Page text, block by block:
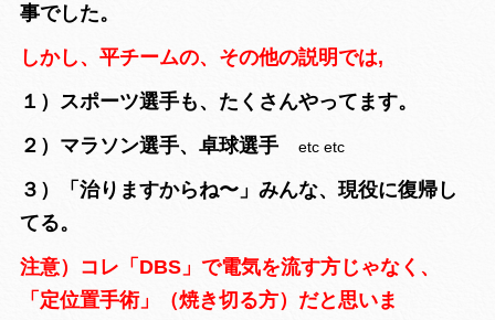
事でした。
しかし、平チームの、その他の説明では,
１）スポーツ選手も、たくさんやってます。
２）マラソン選手、卓球選手
etc etc
３）「治りますからね〜」みんな、現役に復帰し
てる。
注意）コレ「DBS」で電気を流す方じゃなく、
「定位置手術」（焼き切る方）だと思いま